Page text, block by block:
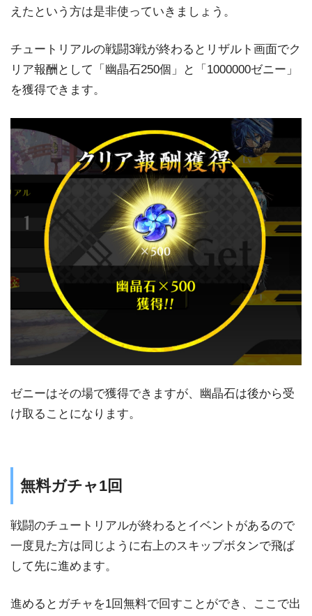
えたという方は是非使っていきましょう。
チュートリアルの戦闘3戦が終わるとリザルト画面でク
リア報酬として「幽晶石250個」と「1000000ゼニー」
を獲得できます。
ゼニーはその場で獲得できますが、幽晶石は後から受
け取ることになります。
無料ガチャ1回
戦闘のチュートリアルが終わるとイベントがあるので
一度見た方は同じように右上のスキップボタンで飛ば
して先に進めます。
進めるとガチャを1回無料で回すことができ、ここで出